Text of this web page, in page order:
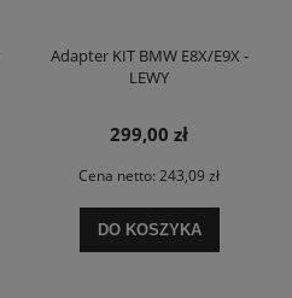
Adapter KIT BMW E8X/E9X -
LEWY
299,00 zł
Cena netto: 243,09 zł
DO KOSZYKA